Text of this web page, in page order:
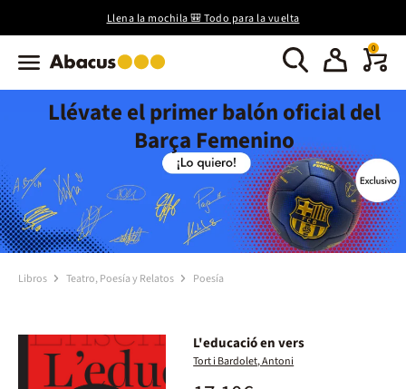
Llena la mochila 🎒 Todo para la vuelta
0
Llévate el primer balón oficial del
Barça Femenino
Libros Teatro, Poesía y Relatos Poesía
L'educació en vers
Tort i Bardolet, Antoni